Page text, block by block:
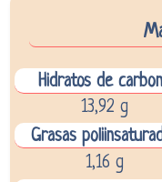
Hidratos de
13,92 g
Grasas
1,16 g